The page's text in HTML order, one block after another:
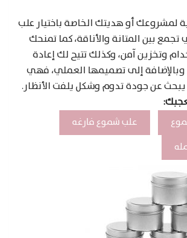
لمشروعك أو هديتك الخاصة باختيار علب
بين المتانة والأناقة، كما تمنحك
وتخزين آمن، وكذلك تتيح لك إعادة
وبالإضافة إلى تصميمها العملي، فهي
يبحث عن جودة تدوم وشكل يلفت الأنظار.
علب شموع فارغه